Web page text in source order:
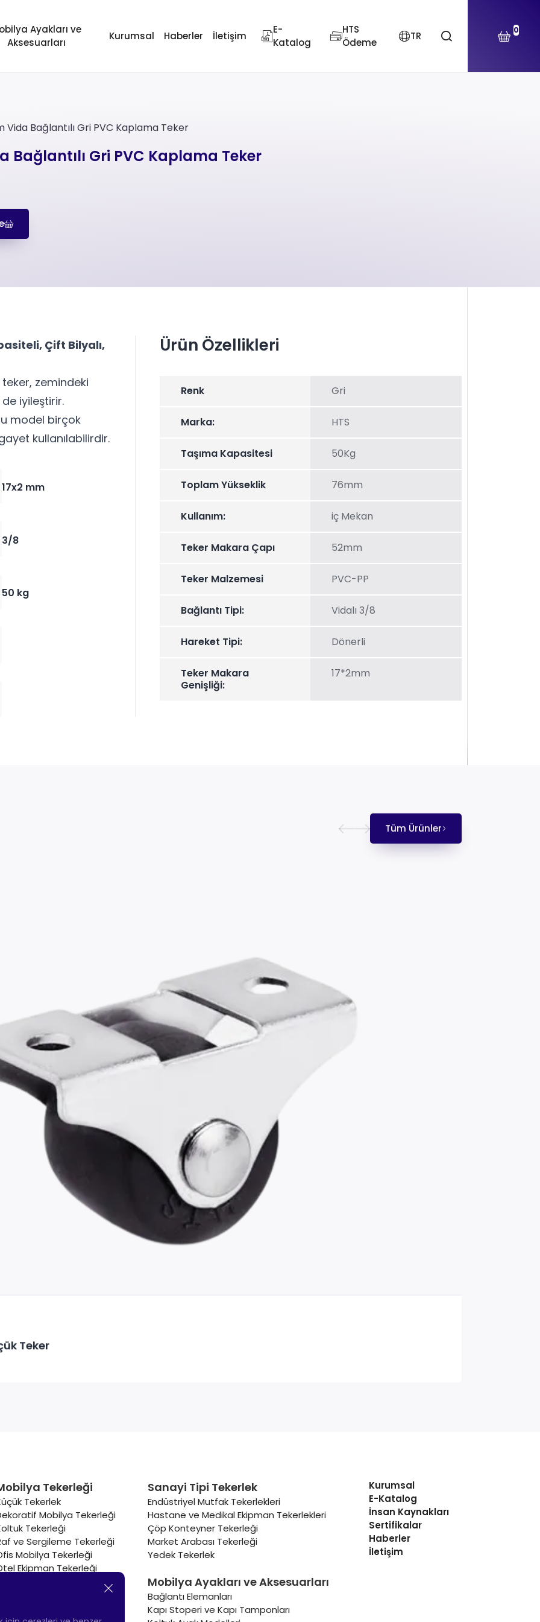
Ayakları ve
Aksesuarları
Kurumsal Haberler İletişim
E-
Katalog
HTS
Ödeme
TR 0
Bağlantılı Gri PVC Kaplama Teker
Gri PVC Kaplama Teker
Çift Bilyalı,
teker, zemindeki
iyileştirir.
model birçok
kullanılabilirdir.
17x2 mm
3/8
50 kg
Ürün Özellikleri
Renk Gri
Marka: HTS
Taşıma Kapasitesi 50Kg
Toplam Yükseklik 76mm
Kullanım: iç Mekan
Teker Makara Çapı 52mm
Teker Malzemesi PVC-PP
Bağlantı Tipi: Vidalı 3/8
Hareket Tipi: Dönerli
Teker Makara
Genişliği:
17*2mm
Tüm Ürünler
Teker
Tekerleği
Tekerlek
Mobilya Tekerleği
Tekerleği
ve Sergileme Tekerleği
Mobilya Tekerleği
Ekipman Tekerleği
Sanayi Tipi Tekerlek
Endüstriyel Mutfak Tekerlekleri
Hastane ve Medikal Ekipman Tekerlekleri
Çöp Konteyner Tekerleği
Market Arabası Tekerleği
Yedek Tekerlek
Mobilya Ayakları ve Aksesuarları
Bağlantı Elemanları
Kapı Stoperi ve Kapı Tamponları
Kurumsal
E-Katalog
İnsan Kaynakları
Sertifikalar
Haberler
İletişim